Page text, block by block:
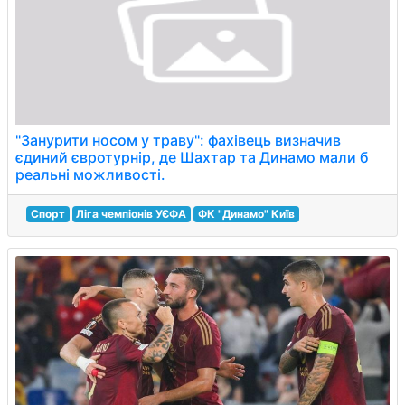
"Занурити носом у траву": фахівець визначив
єдиний євротурнір, де Шахтар та Динамо мали б
реальні можливості.
Спорт Ліга чемпіонів УЄФА ФК "Динамо" Київ